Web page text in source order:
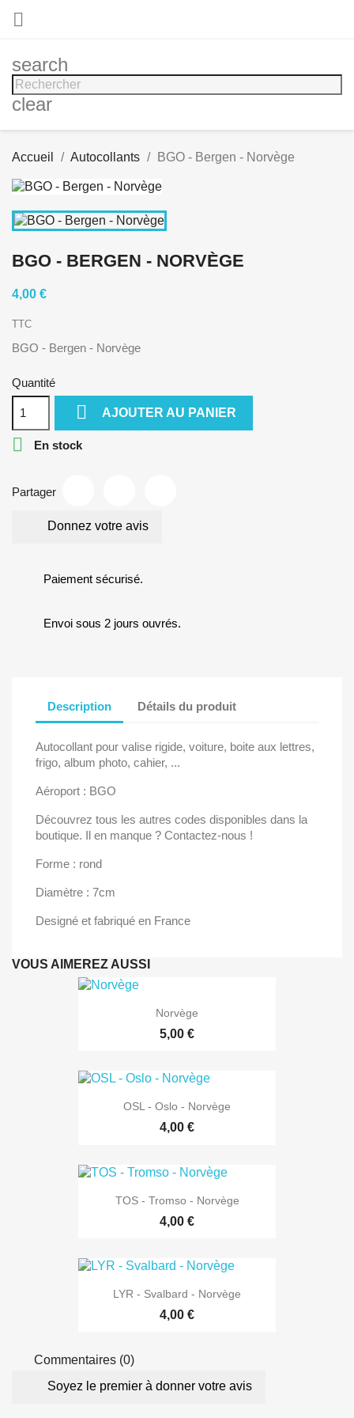

search
clear
Accueil Autocollants BGO - Bergen - Norvège
BGO - BERGEN - NORVÈGE
4,00 €
TTC
BGO - Bergen - Norvège
Quantité
 AJOUTER AU PANIER
 En stock
Partager
Donnez votre avis
Paiement sécurisé.
Envoi sous 2 jours ouvrés.
Description Détails du produit
Autocollant pour valise rigide, voiture, boite aux lettres,
frigo, album photo, cahier, ...
Aéroport : BGO
Découvrez tous les autres codes disponibles dans la
boutique. Il en manque ? Contactez-nous !
Forme : rond
Diamètre : 7cm
Designé et fabriqué en France
VOUS AIMEREZ AUSSI
Norvège
5,00 €
OSL - Oslo - Norvège
4,00 €
TOS - Tromso - Norvège
4,00 €
LYR - Svalbard - Norvège
4,00 €
Commentaires (0)
Soyez le premier à donner votre avis